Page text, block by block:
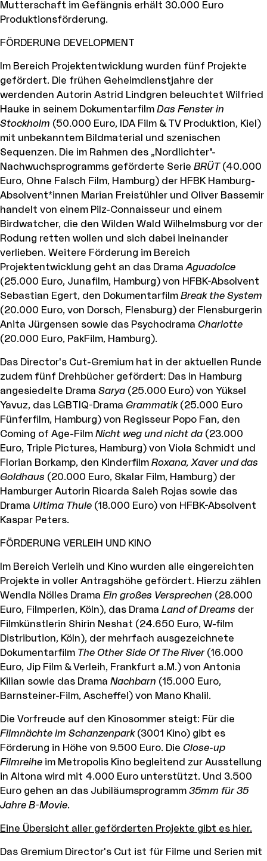
Mutterschaft im Gefängnis erhält 30.000 Euro
Produktionsförderung.
FÖRDERUNG DEVELOPMENT
Im Bereich Projektentwicklung wurden fünf Projekte
gefördert. Die frühen Geheimdienstjahre der
werdenden Autorin Astrid Lindgren beleuchtet Wilfried
Hauke in seinem Dokumentarfilm Das Fenster in
Stockholm (50.000 Euro, IDA Film & TV Produktion, Kiel)
mit unbekanntem Bildmaterial und szenischen
Sequenzen. Die im Rahmen des „Nordlichter"-
Nachwuchsprogramms geförderte Serie BRÜT(40.000
Euro, Ohne Falsch Film, Hamburg) der HFBK Hamburg-
Absolvent*innen Marian Freistühler und Oliver Bassemir
handelt von einem Pilz-Connaisseur und einem
Birdwatcher, die den Wilden Wald Wilhelmsburg vor der
Rodung retten wollen und sich dabei ineinander
verlieben. Weitere Förderung im Bereich
Projektentwicklung geht an das Drama Aguadolce
(25.000 Euro, Junafilm, Hamburg) von HFBK-Absolvent
Sebastian Egert, den Dokumentarfilm Break the System
(20.000 Euro, von Dorsch, Flensburg) der Flensburgerin
Anita Jürgensen sowie das Psychodrama Charlotte
(20.000 Euro, PakFilm, Hamburg).
Das Director's Cut-Gremium hat in der aktuellen Runde
zudem fünf Drehbücher gefördert: Das in Hamburg
angesiedelte Drama Sarya (25.000 Euro) von Yüksel
Yavuz, das LGBTIQ-Drama Grammatik(25.000 Euro
Fünferfilm, Hamburg) von Regisseur Popo Fan, den
Coming of Age-Film Nicht weg und nicht da (23.000
Euro, Triple Pictures, Hamburg) von Viola Schmidt und
Florian Borkamp, den Kinderfilm Roxana, Xaver und das
Goldhaus (20.000 Euro, Skalar Film, Hamburg) der
Hamburger Autorin Ricarda Saleh Rojas sowie das
Drama Ultima Thule (18.000 Euro) von HFBK-Absolvent
Kaspar Peters.
FÖRDERUNG VERLEIH UND KINO
Im Bereich Verleih und Kino wurden alle eingereichten
Projekte in voller Antragshöhe gefördert. Hierzu zählen
Wendla Nölles Drama Ein großes Versprechen (28.000
Euro, Filmperlen, Köln), das Drama Land of Dreams der
Filmkünstlerin Shirin Neshat (24.650 Euro, W-film
Distribution, Köln), der mehrfach ausgezeichnete
Dokumentarfilm The Other Side Of The River(16.000
Euro, Jip Film & Verleih, Frankfurt a.M.) von Antonia
Kilian sowie das Drama Nachbarn (15.000 Euro,
Barnsteiner-Film, Ascheffel) von Mano Khalil.
Die Vorfreude auf den Kinosommer steigt: Für die
Filmnächte im Schanzenpark(3001 Kino) gibt es
Förderung in Höhe von 9.500 Euro. Die Close-up
Filmreihe im Metropolis Kino begleitend zur Ausstellung
in Altona wird mit 4.000 Euro unterstützt. Und 3.500
Euro gehen an das Jubiläumsprogramm 35mm für 35
Jahre B-Movie.
Eine Übersicht aller geförderten Projekte gibt es hier.
Das Gremium Director's Cut ist für Filme und Serien mit